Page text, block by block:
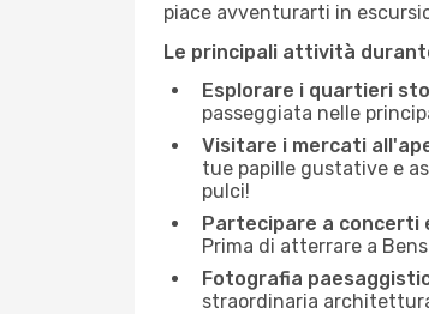
piace avventurarti in
Le principali attività
Esplorare i quartieri
passeggiata nelle
Visitare i mercati
tue papille gustative e
pulci!
Partecipare a concerti
Prima di atterrare a
Fotografia
straordinaria